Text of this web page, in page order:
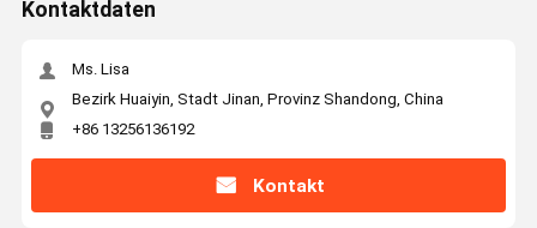
Kontaktdaten
Ms. Lisa
Bezirk Huaiyin, Stadt Jinan, Provinz Shandong, China
+86 13256136192
Kontakt